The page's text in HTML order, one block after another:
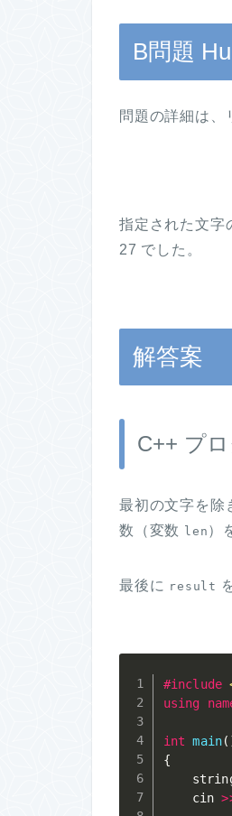
B問題
問題の詳細は、
指定された文字
27 でした。
解答案
C++ プロ
最初の文字を除
数（変数 len ）
最後に result
#include
using
int main(
{
	cin